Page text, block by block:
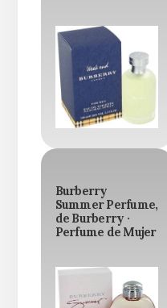
Burberry
Summer Perfume,
de Burberry ·
Perfume de Mujer